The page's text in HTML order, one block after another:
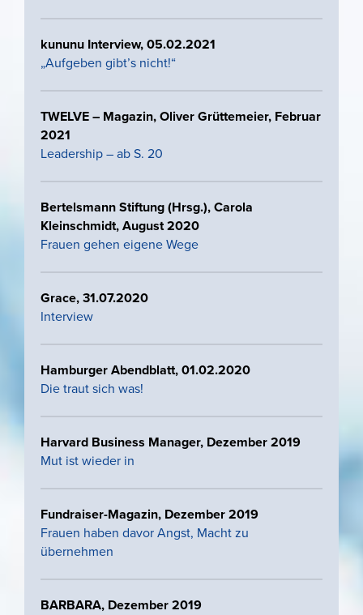
kununu Interview, 05.02.2021
„Aufgeben gibt’s nicht!“
TWELVE – Magazin, Oliver Grüttemeier, Februar
2021
Leadership – ab S. 20
Bertelsmann Stiftung (Hrsg.), Carola
Kleinschmidt, August 2020
Frauen gehen eigene Wege
Grace, 31.07.2020
Interview
Hamburger Abendblatt, 01.02.2020
Die traut sich was!
Harvard Business Manager, Dezember 2019
Mut ist wieder in
Fundraiser-Magazin, Dezember 2019
Frauen haben davor Angst, Macht zu
übernehmen
BARBARA, Dezember 2019